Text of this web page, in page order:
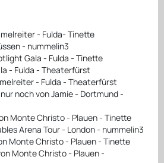
- Fulda- Tinette
- nummelin3
Gala - Fulda - Tinette
- Fulda - Theaterfürst
- Fulda - Theaterfürst
noch von Jamie - Dortmund -
Monte Christo - Plauen - Tinette
Arena Tour - London - nummelin3
Monte Christo - Plauen - Tinette
Monte Christo - Plauen -